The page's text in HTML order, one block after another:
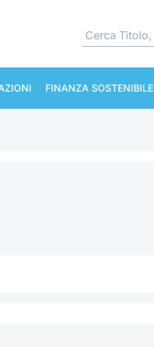
FINANZA SOSTENIBILE